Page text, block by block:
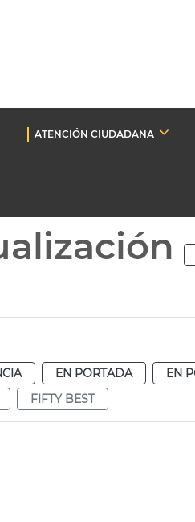
ATENCIÓN CIUDADANA
EN PORTADA
EN
FIFTY BEST